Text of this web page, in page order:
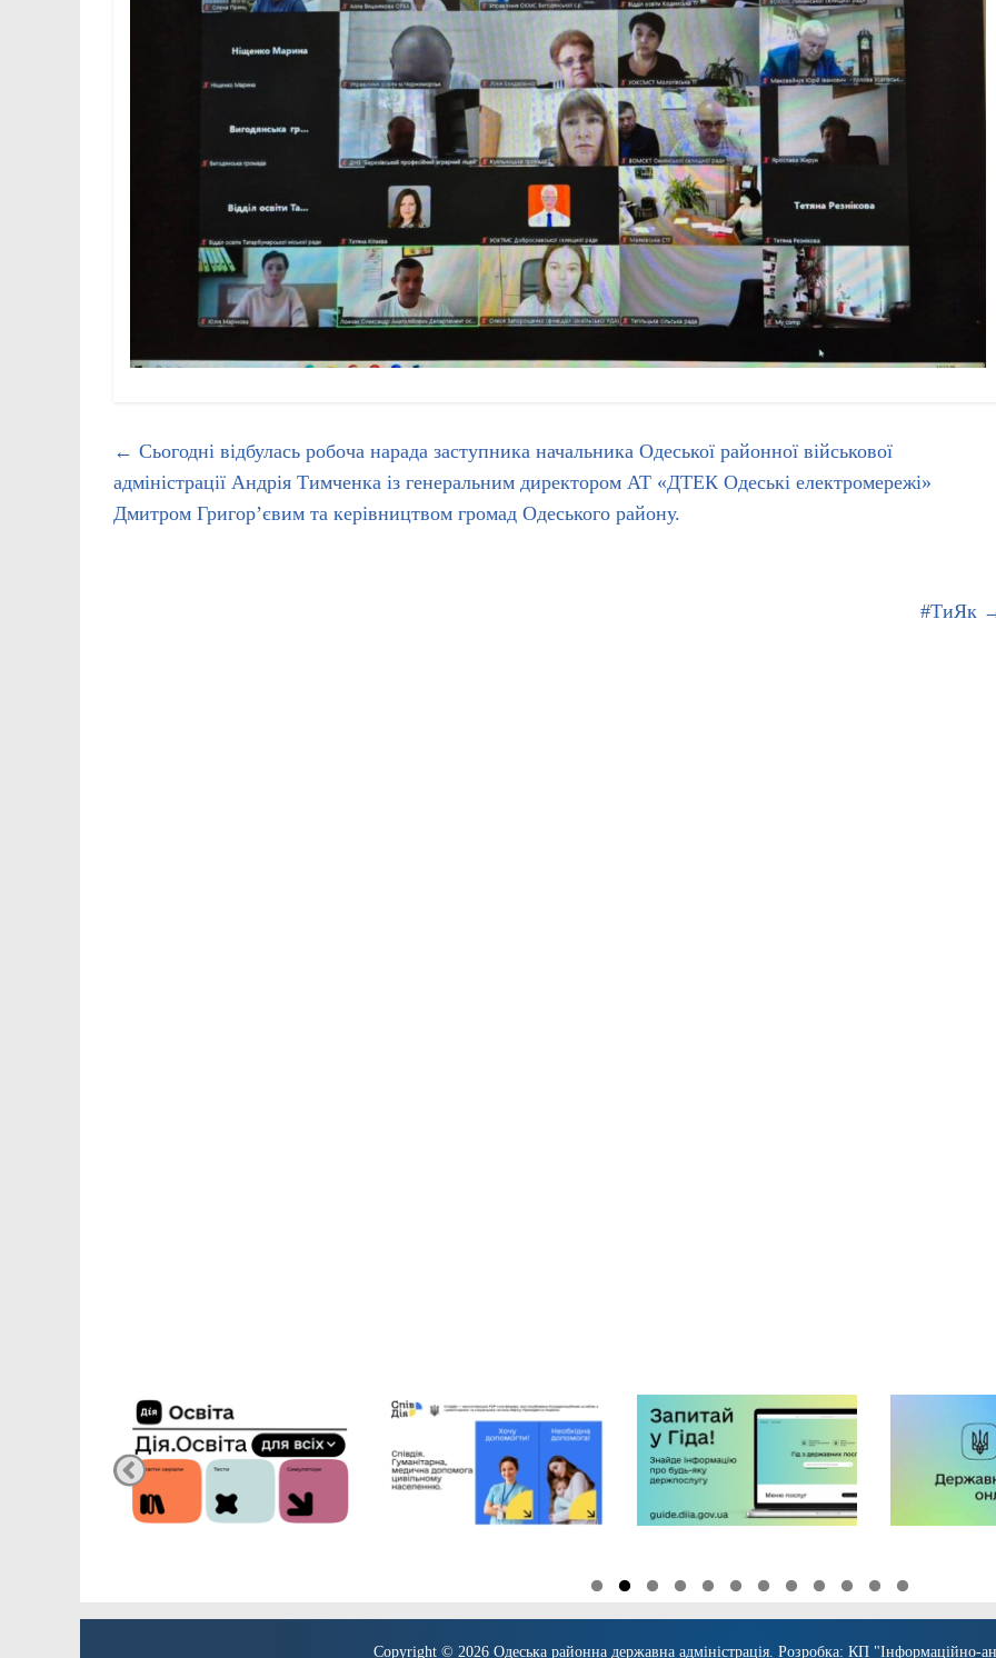
← Сьогодні відбулась робоча нарада заступника начальника Одеської районної військової
адміністрації Андрія Тимченка із генеральним директором АТ «ДТЕК Одеські електромережі»
Дмитром Григор’євим та керівництвом громад Одеського району.
#ТиЯк
Copyright © 2026 Одеська районна державна адміністрація . Розробка: КП "Інформаційно-